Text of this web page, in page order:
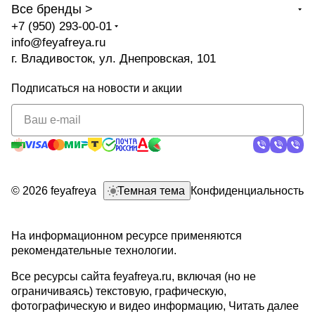
Все бренды >
+7 (950) 293-00-01
info@feyafreya.ru
г. Владивосток, ул. Днепровская, 101
Подписаться на новости и акции
© 2026 feyafreya Темная тема Конфиденциальность
На информационном ресурсе применяются
рекомендательные технологии.
Все ресурсы сайта feyafreya.ru, включая (но не
ограничиваясь) текстовую, графическую,
фотографическую и видео информацию, Читать далее